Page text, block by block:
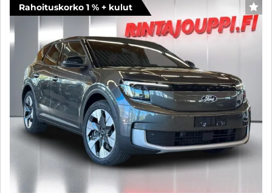
Rahoituskorko 1 % + kulut